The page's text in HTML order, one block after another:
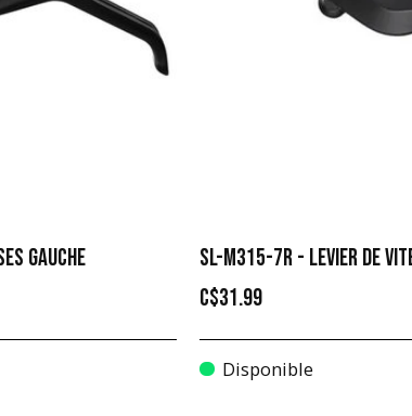
GAUCHE
SL-M315-7R - LEVIER DE
C$31.99
Disponible